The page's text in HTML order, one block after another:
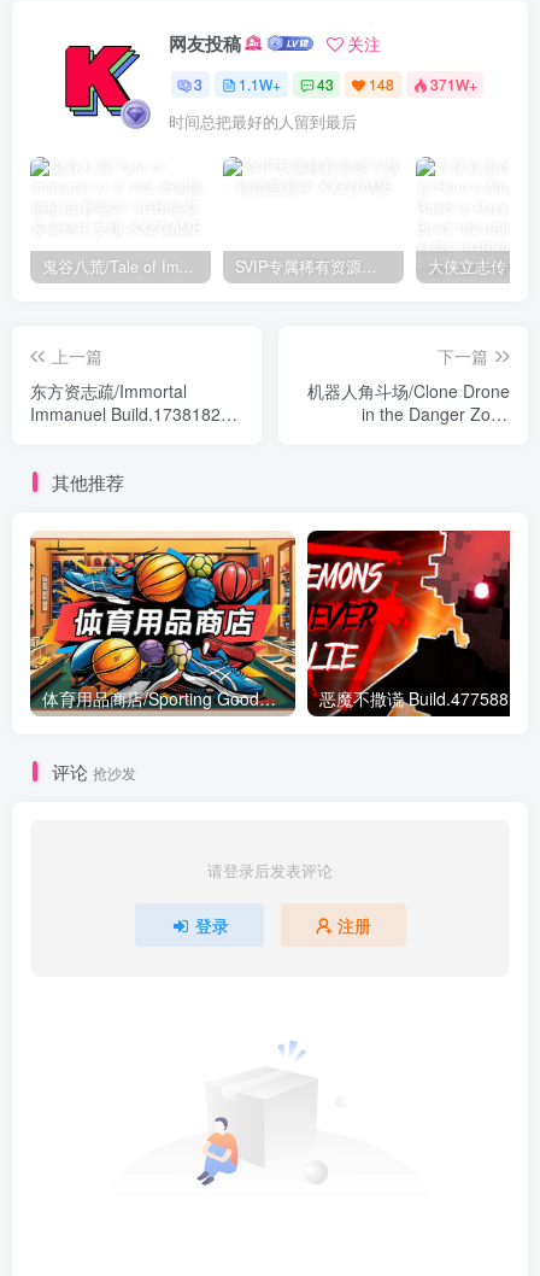
网友投稿 关注
3 1.1W+ 43 148 371W+
时间总把最好的人留到最后
鬼谷八荒/Tale of Immortal v1.2.105.259|角色扮演|容量27.4GB|免安装绿色中文版 SVIP专属稀有资源下载 – 持续更新中
上一篇
东方资志疏/Immortal
Immanuel Build.17381827|
下一篇
机器人角斗场/Clone Drone
in the Danger Zone
其他推荐
体育用品商店/Sporting Goods Shop Build.19471937|模拟经营|容量1.8G|免安装绿色中文版
评论 抢沙发
请登录后发表评论
登录 注册